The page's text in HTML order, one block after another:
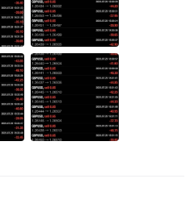
निवेशकों के लिए उपयुक्त नहीं है। कृपया
को समझते हैं और ध्यान दें कि इस लेख
के उद्देश्यों के लिए है।